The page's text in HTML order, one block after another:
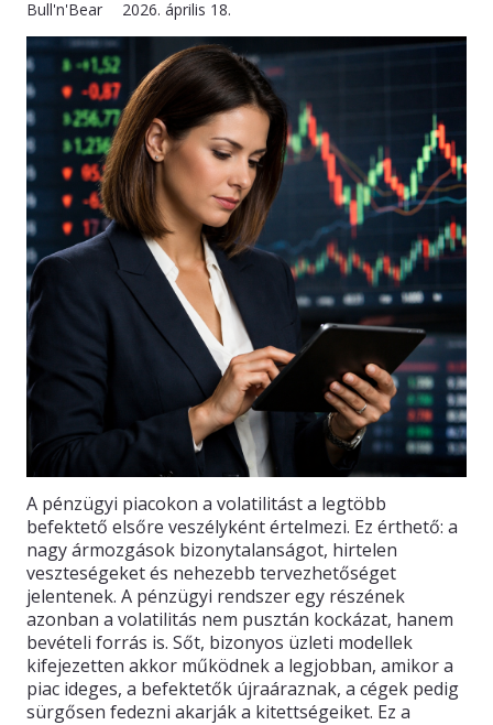
KAPCSOLAT
Bull'n'Bear 2026. április 18.
A pénzügyi piacokon a volatilitást a legtöbb
befektető elsőre veszélyként értelmezi. Ez érthető: a
nagy ármozgások bizonytalanságot, hirtelen
veszteségeket és nehezebb tervezhetőséget
jelentenek. A pénzügyi rendszer egy részének
azonban a volatilitás nem pusztán kockázat, hanem
bevételi forrás is. Sőt, bizonyos üzleti modellek
kifejezetten akkor működnek a legjobban, amikor a
piac ideges, a befektetők újraáraznak, a cégek pedig
sürgősen fedezni akarják a kitettségeiket. Ez a